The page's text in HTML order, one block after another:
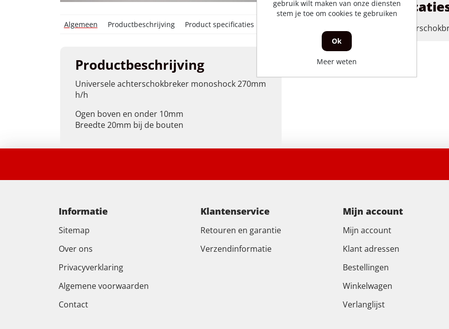
Productbeschrijving
Universele achterschokbreker monoshock 270mm
h/h
Ogen boven en onder 10mm
Breedte 20mm bij de bouten
Algemeen Productbeschrijving Product specificaties
Product
Informatie
Sitemap
Over ons
Privacyverklaring
Algemene voorwaarden
Contact
Klantenservice
Retouren en garantie
Verzendinformatie
Mijn account
Mijn account
Klant adressen
Bestellingen
Winkelwagen
Verlanglijst
gebruik wilt maken van onze diensten
stem je toe om cookies te gebruiken
Ok
Meer weten